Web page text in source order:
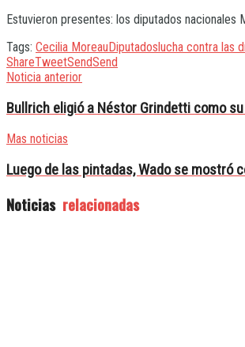
Estuvieron presentes: los diputados
Tags: Cecilia MoreauDiputadoslucha contra las
ShareTweetSendSend
Noticia anterior
Bullrich eligió a Néstor Grindetti como
Mas noticias
Luego de las pintadas, Wado se mostró
Noticias relacionadas